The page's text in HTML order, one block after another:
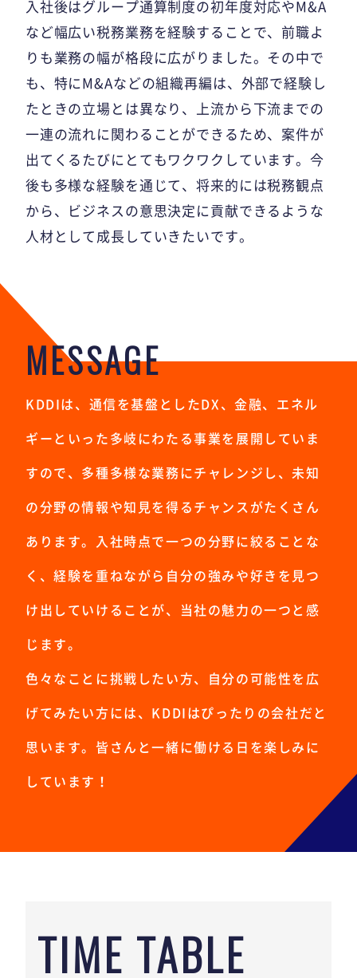
入社後はグループ通算制度の初年度対応やM&A
など幅広い税務業務を経験することで、前職よ
りも業務の幅が格段に広がりました。その中で
も、特にM&Aなどの組織再編は、外部で経験し
たときの立場とは異なり、上流から下流までの
一連の流れに関わることができるため、案件が
出てくるたびにとてもワクワクしています。今
後も多様な経験を通じて、将来的には税務観点
から、ビジネスの意思決定に貢献できるような
人材として成長していきたいです。
MESSAGE
KDDIは、通信を基盤としたDX、金融、エネル
ギーといった多岐にわたる事業を展開していま
すので、多種多様な業務にチャレンジし、未知
の分野の情報や知見を得るチャンスがたくさん
あります。入社時点で一つの分野に絞ることな
く、経験を重ねながら自分の強みや好きを見つ
け出していけることが、当社の魅力の一つと感
じます。
色々なことに挑戦したい方、自分の可能性を広
げてみたい方には、KDDIはぴったりの会社だと
思います。皆さんと一緒に働ける日を楽しみに
しています！
TIME TABLE